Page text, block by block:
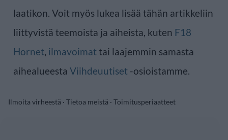
laatikon. Voit myös lukea lisää tähän artikkeliin
liittyvistä teemoista ja aiheista, kuten F18
Hornet, ilmavoimattai laajemmin samasta
aihealueesta Viihdeuutiset -osioistamme.
Ilmoita virheestä · Tietoa meistä · Toimitusperiaatteet